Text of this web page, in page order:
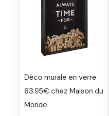
Déco murale en verre
63.95€ chez Maison du
Monde